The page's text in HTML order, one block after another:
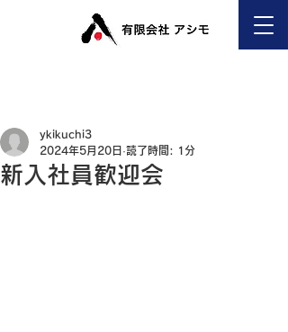
新入社員歓迎会
ykikuchi3
2024年5月20日 読了時間: 1分